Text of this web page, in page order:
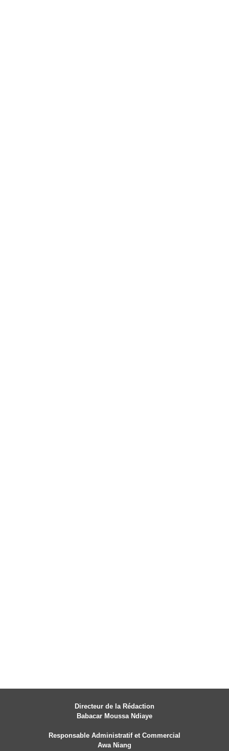
Directeur de la Rédaction
Babacar Moussa Ndiaye
Responsable Administratif et Commercial
Awa Niang